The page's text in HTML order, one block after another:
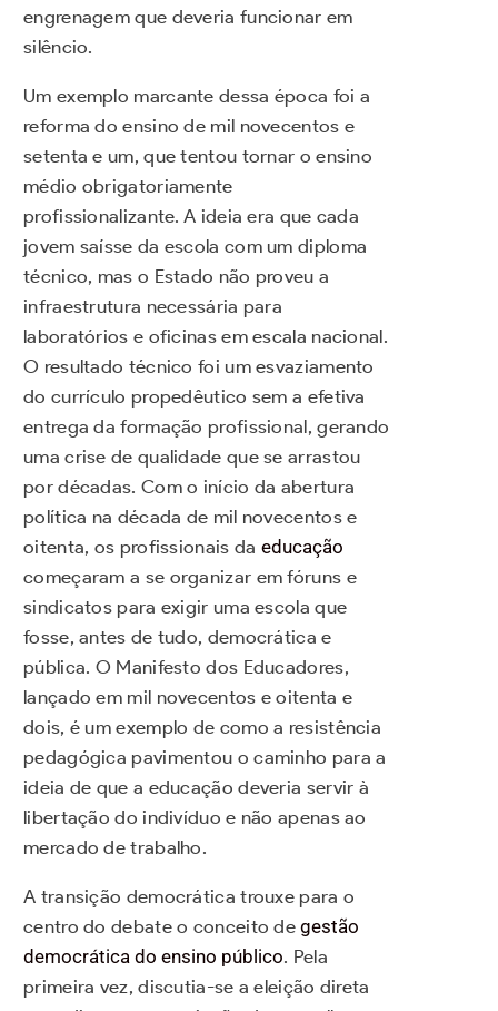
engrenagem que deveria funcionar em
silêncio.
Um exemplo marcante dessa época foi a
reforma do ensino de mil novecentos e
setenta e um, que tentou tornar o ensino
médio obrigatoriamente
profissionalizante. A ideia era que cada
jovem saísse da escola com um diploma
técnico, mas o Estado não proveu a
infraestrutura necessária para
laboratórios e oficinas em escala nacional.
O resultado técnico foi um esvaziamento
do currículo propedêutico sem a efetiva
entrega da formação profissional, gerando
uma crise de qualidade que se arrastou
por décadas. Com o início da abertura
política na década de mil novecentos e
oitenta, os profissionais da educação
começaram a se organizar em fóruns e
sindicatos para exigir uma escola que
fosse, antes de tudo, democrática e
pública. O Manifesto dos Educadores,
lançado em mil novecentos e oitenta e
dois, é um exemplo de como a resistência
pedagógica pavimentou o caminho para a
ideia de que a educação deveria servir à
libertação do indivíduo e não apenas ao
mercado de trabalho.
A transição democrática trouxe para o
centro do debate o conceito degestão
democrática do ensino público. Pela
primeira vez, discutia-se a eleição direta